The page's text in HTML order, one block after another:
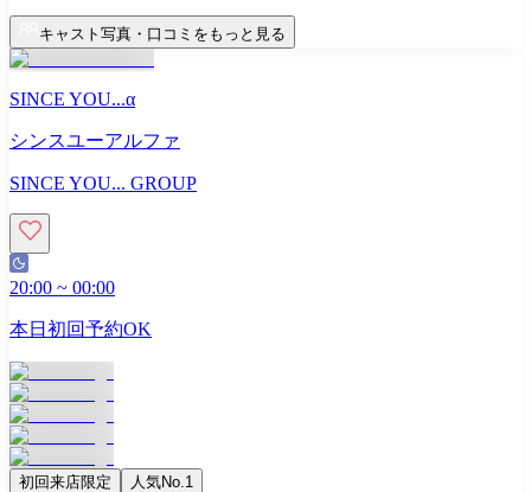
キャスト写真・口コミをもっと見る
SINCE YOU...α
シンスユーアルファ
SINCE YOU... GROUP
20:00 ~ 00:00
本日初回予約OK
初回来店限定 人気No.1